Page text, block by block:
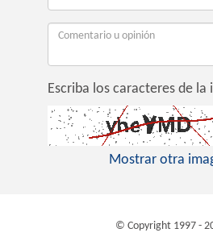
Escriba los caracteres de la
Mostrar otra
© Copyright 1997 -